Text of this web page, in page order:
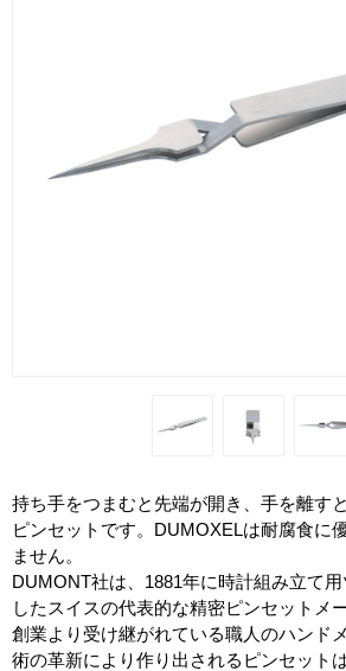
持ち手をつまむと先端が開き、手を離す
ピンセットです。DUMOXELは耐腐食に
ません。
DUMONT社は、1881年に時計組み立て
したスイスの代表的な精密ピンセットメ
創業より受け継がれている職人のハンド
術の革新により作り出されるピンセット